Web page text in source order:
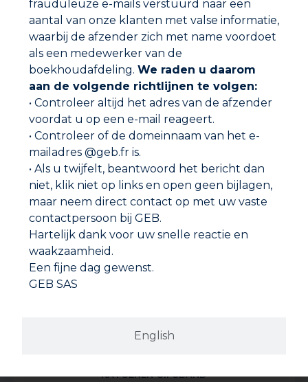
ISOLATIEPLAAT tweezijdig aluminium
KATOENEN GIPSBAND
English
frauduleuze e-mails verstuurd naar een
aantal van onze klanten met valse informatie,
waarbij de afzender zich met name voordoet
als een medewerker van de
boekhoudafdeling. We raden u daarom
aan de volgende richtlijnen te volgen:
• Controleer altijd het adres van de afzender
voordat u op een e-mail reageert.
• Controleer of de domeinnaam van het e-
mailadres @geb.fr is.
• Als u twijfelt, beantwoord het bericht dan
niet, klik niet op links en open geen bijlagen,
maar neem direct contact op met uw vaste
contactpersoon bij GEB.
Hartelijk dank voor uw snelle reactie en
waakzaamheid.
Een fijne dag gewenst.
GEB SAS